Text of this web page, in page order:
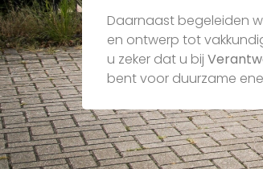
Daarnaast begeleiden
en ontwerp tot
u zeker dat u bij
bent voor duurzame